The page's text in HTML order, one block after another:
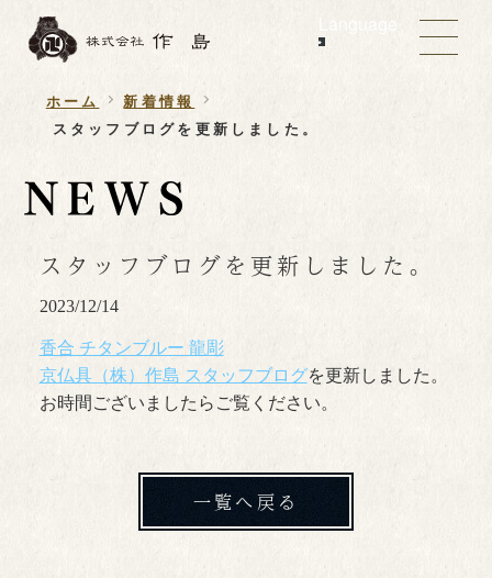
Language
ホーム
新着情報
スタッフブログを更新しました。
スタッフブログを更新しました。
2023/12/14
香合 チタンブルー 龍彫
京仏具（株）作島 スタッフブログを更新しました。
お時間ございましたらご覧ください。
一覧へ戻る